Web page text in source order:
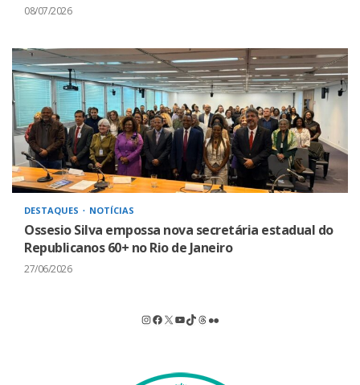
08/07/2026
DESTAQUES NOTÍCIAS
Ossesio Silva empossa nova secretária estadual do
Republicanos 60+ no Rio de Janeiro
27/06/2026
Instagram
Facebook
X Youtube
TikTok
Threads
Flickr